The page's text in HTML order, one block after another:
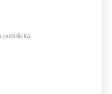
pubblicità